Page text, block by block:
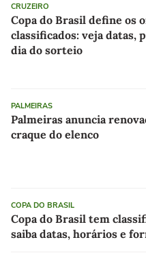
CRUZEIRO
Copa do Brasil define os
classificados: veja datas,
dia do sorteio
PALMEIRAS
Palmeiras anuncia
craque do elenco
COPA DO BRASIL
Copa do Brasil tem
saiba datas, horários e